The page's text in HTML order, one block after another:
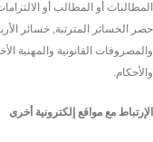
المطالبات أو المطالب أو
حصر الخسائر المترتبة, خسائر
والمصروفات القانونية والمهنية
والأحكام.
الإرتباط مع مواقع إلكترونية أخرى